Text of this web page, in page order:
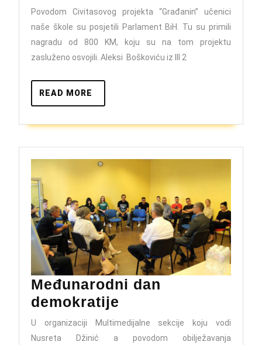
učenici
u
posjeti
Parlamentu
Povodom Civitasovog projekta “Građanin” učenici
naše škole su posjetili Parlament BiH. Tu su primili
nagradu od 800 KM, koju su na tom projektu
zasluženo osvojili. Aleksi Boškoviću iz III 2
READ MORE
MORE
Međunarodni dan
demokratije
dan
demokratije
U organizaciji Multimedijalne sekcije koju vodi
Nusreta Džinić a povodom obilježavanja